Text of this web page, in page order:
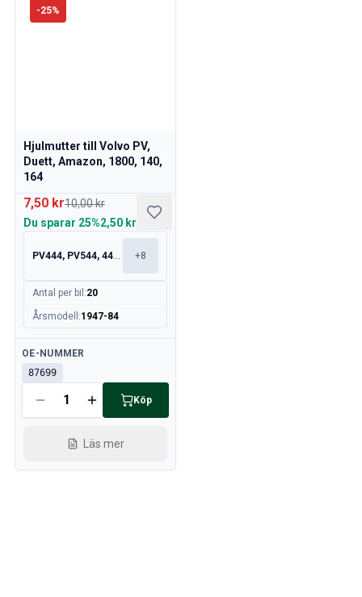
-25%
Hjulmutter till Volvo PV,
Duett, Amazon, 1800, 140,
164
7,50 kr10,00 kr
Du sparar 25%2,50 kr
PV444, PV544, 445, 210 +8
Antal per bil :20
Årsmodell :1947-84
Tillgänglig
OE-NUMMER
87699
Köp
Läs mer